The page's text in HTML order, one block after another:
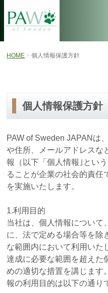
HOME 個人情報保護方針
個人情報保護方針
PAW of Sweden JAPANは
や住所、メールアドレスな
報（以下「個人情報｣とい
ることが企業の社会的責任
を実施いたします。
1.利用目的
当社は、個人情報について
に、法で定める場合等を除
な範囲内において利用いた
達成に必要な範囲を超えた
めの適切な措置を講じます
報の利用目的は以下の通り